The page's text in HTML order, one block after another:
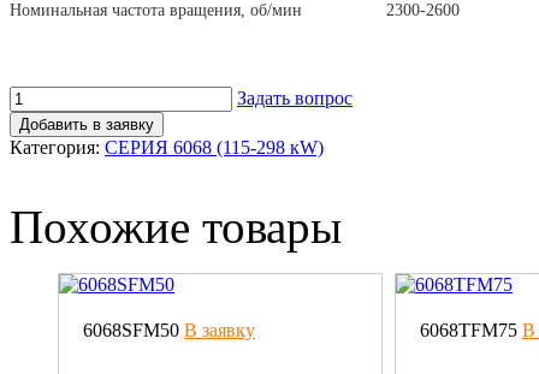
Номинальная частота вращения, об/мин 2300-2600
Задать вопрос
Добавить в заявку
Категория: CЕРИЯ 6068 (115-298 кW)
Похожие товары
6068SFM50 В заявку 6068TFM75 В